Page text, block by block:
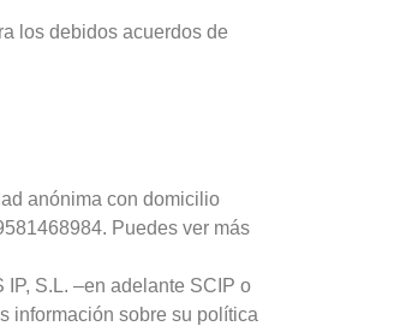
los debidos acuerdos de
anónima con domicilio
Puedes ver más
S.L. –en adelante SCIP o
información sobre su política